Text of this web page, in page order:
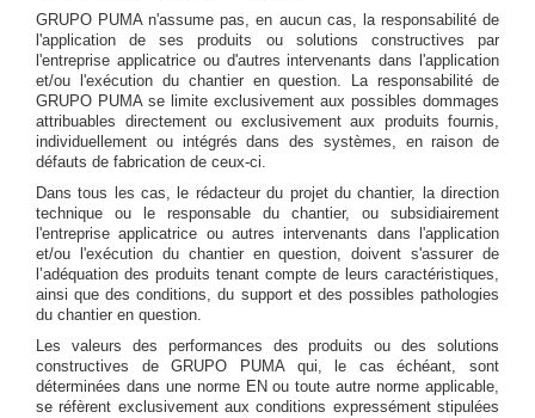
GRUPO PUMA n'assume pas, en aucun cas, la responsabilité de
l'application de ses produits ou solutions constructives par
l'entreprise applicatrice ou d'autres intervenants dans l'application
et/ou l'exécution du chantier en question. La responsabilité de
GRUPO PUMA se limite exclusivement aux possibles dommages
attribuables directement ou exclusivement aux produits fournis,
individuellement ou intégrés dans des systèmes, en raison de
défauts de fabrication de ceux-ci.
Dans tous les cas, le rédacteur du projet du chantier, la direction
technique ou le responsable du chantier, ou subsidiairement
l'entreprise applicatrice ou autres intervenants dans l'application
et/ou l'exécution du chantier en question, doivent s'assurer de
l’adéquation des produits tenant compte de leurs caractéristiques,
ainsi que des conditions, du support et des possibles pathologies
du chantier en question.
Les valeurs des performances des produits ou des solutions
constructives de GRUPO PUMA qui, le cas échéant, sont
déterminées dans une norme EN ou toute autre norme applicable,
se réfèrent exclusivement aux conditions expressément stipulées